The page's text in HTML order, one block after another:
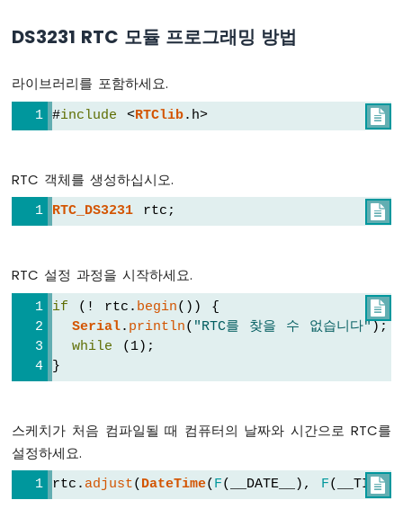
짧
누
여
튼
스
ESP8266
스
위
치
ESP8266
DS3231 RTC 모듈 프로그래밍 방법
라이브러리를 포함하세요.

#include <RTClib.h>
RTC 객체를 생성하십시오.

RTC_DS3231 rtc;
RTC 설정 과정을 시작하세요.

if (! rtc. begin()) {
Serial. println( "RTC를 찾을 수 없습니다" );
while (1);
}
스케치가 처음 컴파일될 때 컴퓨터의 날짜와 시간으로 RTC를
설정하세요.

rtc. adjust( DateTime( F(__DATE__), F